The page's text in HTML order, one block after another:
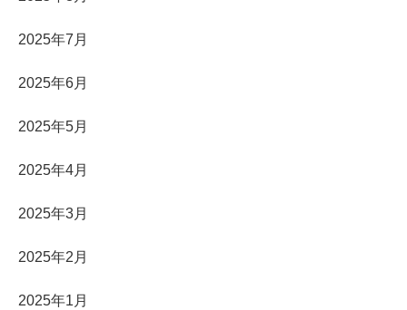
2025年7月
2025年6月
2025年5月
2025年4月
2025年3月
2025年2月
2025年1月